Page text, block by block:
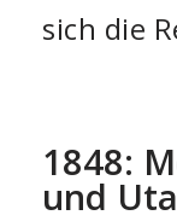
sich die
1848:
und